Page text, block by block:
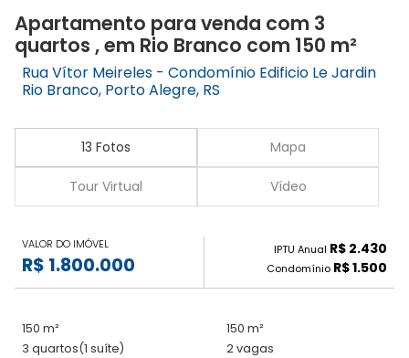
Apartamento para venda com 3
quartos , em Rio Branco com 150 m²
Rua Vítor Meireles - Condomínio Edificio Le Jardin
Rio Branco, Porto Alegre, RS
13 Fotos Mapa
Tour Virtual Vídeo
VALOR DO IMÓVEL
R$ 1.800.000
IPTU Anual R$ 2.430
Condomínio R$ 1.500
150 m²
150 m²
3 quartos(1 suíte) 2 vagas